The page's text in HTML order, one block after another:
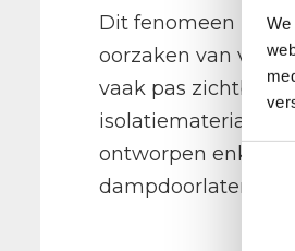
Dit fenomeen heet
oorzaken van
vaak pas zichtbaar
isolatiemateriaal.
ontworpen